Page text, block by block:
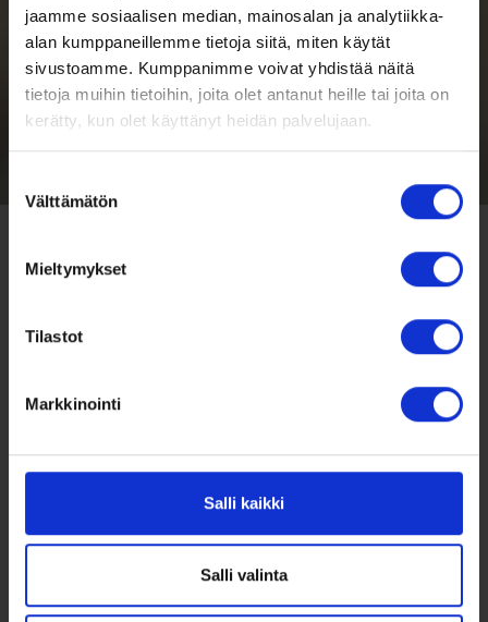
jaamme sosiaalisen median, mainosalan ja analytiikka-
alan kumppaneillemme tietoja siitä, miten käytät
sivustoamme. Kumppanimme voivat yhdistää näitä
tietoja muihin tietoihin, joita olet antanut heille tai joita on
kerätty, kun olet käyttänyt heidän palvelujaan.
valinta
Välttämätön
Mieltymykset
Tilastot
Markkinointi
Salli kaikki
Salli valinta